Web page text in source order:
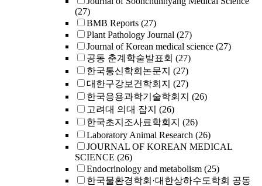
(27)
BMB Reports (27)
Plant Pathology Journal (27)
Journal of Korean medical science (27)
공동 춘계학술발표회 (27)
한국통신학회논문지 (27)
대한구강보건학회지 (27)
한국응용과학기술학회지 (26)
고려대 의대 잡지 (26)
한국초지조사료학회지 (26)
Laboratory Animal Research (26)
JOURNAL OF KOREAN MEDICAL
SCIENCE (26)
Endocrinology and metabolism (25)
한국물환경학회·대한상하수도학회 공동